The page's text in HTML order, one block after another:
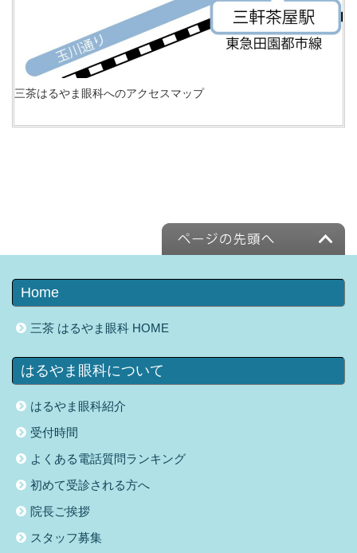
三茶はるやま眼科へのアクセスマップ
Home
三茶 はるやま眼科 HOME
はるやま眼科について
はるやま眼科紹介
受付時間
よくある電話質問ランキング
初めて受診される方へ
院長ご挨拶
スタッフ募集